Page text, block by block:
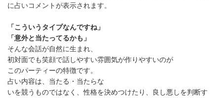
に占いコメントが表示されます。
「こういうタイプなんですね」
「意外と当たってるかも」
そんな会話が自然に生まれ、
初対面でも笑顔で話しやすい雰囲気が作りやすいのが
このパーティーの特徴です。
占い内容は、当たる・当たらな
いを競うものではなく、性格を決めつけたり、良し悪しを判断す